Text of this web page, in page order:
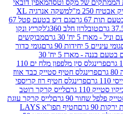
מקס וטסהמאפין דובאי
משקה אנרגיה XL
גם דיפ בטעם פטל 67
חלב 360ג'
לקריץ ונקו
מבוקשים
גומי כדור
מבוקשים בטעם בננה - מארז 5 יח' 30
פרינגלס סין מלפפון מלח ים 110
חטיף סטייק כבד אווז
פרינגלס חטיף רוז קריספי
לייס קרקר רוטב
גרם
לייס קרקר עוגת
חטיף תפו"א LAYS